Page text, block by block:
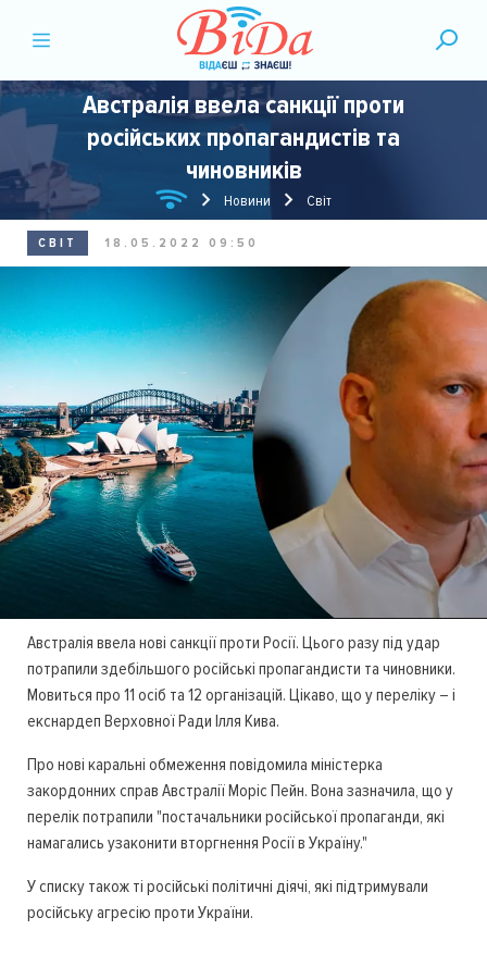
Австралія ввела санкції проти
російських пропагандистів та
чиновників
Новини Світ
СВІТ 18.05.2022 09:50
Австралія ввела нові санкції проти Росії. Цього разу під удар
потрапили здебільшого російські пропагандисти та чиновники.
Мовиться про 11 осіб та 12 організацій. Цікаво, що у переліку – і
екснардеп Верховної Ради Ілля Кива.
Про нові каральні обмеження повідомила міністерка
закордонних справ Австралії Моріс Пейн. Вона зазначила, що у
перелік потрапили "постачальники російської пропаганди, які
намагались узаконити вторгнення Росії в Україну."
У списку також ті російські політичні діячі, які підтримували
російську агресію проти України.